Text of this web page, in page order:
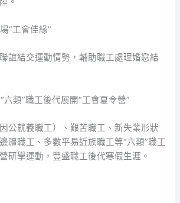
“工會佳緣”
誼結交運動情勢，輔助職工處理婚戀結
六類”職工後代展開“工會夏令營”
公就義職工）、艱苦職工、新失業形狀
疆職工、多數平易近族職工等“六類”職工
研學運動，豐盛職工後代寒假生涯。